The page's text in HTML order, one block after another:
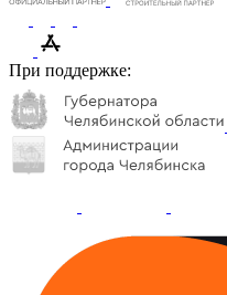
При поддержке: